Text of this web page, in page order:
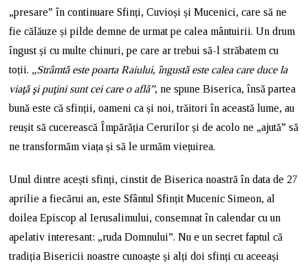
„presare” în continuare Sfinți, Cuvioși și Mucenici, care să ne
fie călăuze și pilde demne de urmat pe calea mântuirii. Un drum
îngust și cu multe chinuri, pe care ar trebui să-l străbatem cu
toții. „Strâmtă este poarta Raiului, îngustă este calea care duce la
viaţă şi puţini sunt cei care o află”, ne spune Biserica, însă partea
bună este că sfinții, oameni ca și noi, trăitori în această lume, au
reușit să cucerească Împărăția Cerurilor și de acolo ne „ajută” să
ne transformăm viața și să le urmăm viețuirea.
Unul dintre acești sfinți, cinstit de Biserica noastră în data de 27
aprilie a fiecărui an, este Sfântul Sfințit Mucenic Simeon, al
doilea Episcop al Ierusalimului, consemnat în calendar cu un
apelativ interesant: „ruda Domnului”. Nu e un secret faptul că
tradiția Bisericii noastre cunoaște și alți doi sfinți cu aceeași